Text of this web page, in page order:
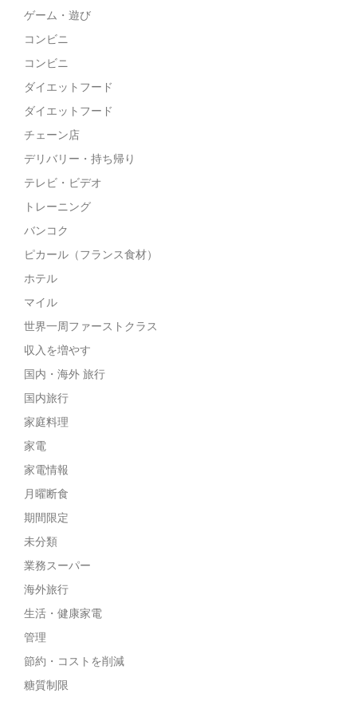
ゲーム・遊び
コンビニ
コンビニ
ダイエットフード
ダイエットフード
チェーン店
デリバリー・持ち帰り
テレビ・ビデオ
トレーニング
バンコク
ピカール（フランス食材）
ホテル
マイル
世界一周ファーストクラス
収入を増やす
国内・海外 旅行
国内旅行
家庭料理
家電
家電情報
月曜断食
期間限定
未分類
業務スーパー
海外旅行
生活・健康家電
管理
節約・コストを削減
糖質制限